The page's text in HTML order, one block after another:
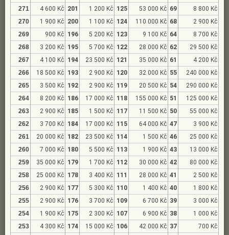
271
4 600 Kč 201 1 200 Kč 125 53 000 Kč 69
8 800 Kč
270
1 900 Kč 200 1 100 Kč 124 110 000 Kč 68
2 900 Kč
269
900 Kč 196 5 200 Kč 123 9 100 Kč 64
8 700 Kč
268
3 200 Kč 195 5 700 Kč 122 28 000 Kč 62
29 500 Kč
267
4 100 Kč 194 23 500 Kč 121 35 000 Kč 61
4 200 Kč
266
18 500 Kč 193 2 900 Kč 120 32 000 Kč 55
240 000 Kč
265
3 500 Kč 192 2 900 Kč 119 20 500 Kč 54
290 000 Kč
264
8 200 Kč 186 17 000 Kč 118 155 000 Kč 51
125 000 Kč
263
2 900 Kč 185 1 500 Kč 117 11 500 Kč 50
55 000 Kč
262
3 700 Kč 184 17 000 Kč 115 64 000 Kč 47
3 900 Kč
261
20 000 Kč 182 23 500 Kč 114 1 500 Kč 46
25 000 Kč
260
7 000 Kč 180 5 500 Kč 113 1 900 Kč 43
13 000 Kč
259
35 000 Kč 179 1 700 Kč 112 30 000 Kč 42
80 000 Kč
258
25 000 Kč 178 3 400 Kč 111 28 000 Kč 41
2 500 Kč
256
2 900 Kč 177 5 300 Kč 110 1 400 Kč 40
1 800 Kč
255
2 900 Kč 176 3 700 Kč 109 6 700 Kč 39
3 000 Kč
254
1 900 Kč 175 2 300 Kč 107 6 900 Kč 38
1 000 Kč
253
4 300 Kč 174 15 000 Kč 106 42 000 Kč 37
700 Kč